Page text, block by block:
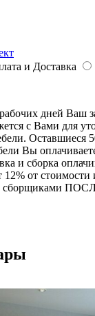
и Доставка
дней Ваш
с Вами для
Оставшиеся
Вы
и сборка
от стоимости
сборщиками